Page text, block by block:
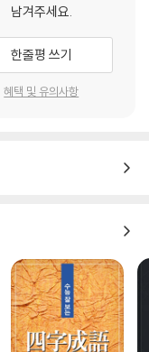
남겨주세요.
한줄평 쓰기
혜택 및 유의사항